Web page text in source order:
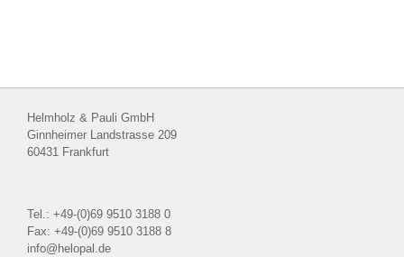
Helmholz & Pauli GmbH
Ginnheimer Landstrasse 209
60431 Frankfurt
Tel.: +49-(0)69 9510 3188 0
Fax: +49-(0)69 9510 3188 8
info@helopal.de